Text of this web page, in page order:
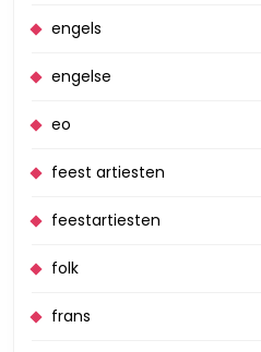
engels
engelse
eo
feest artiesten
feestartiesten
folk
frans